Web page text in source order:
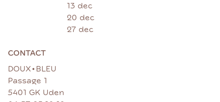
13 dec
20 dec
27 dec
CONTACT
DOUX • BLEU
Passage 1
5401 GK Uden